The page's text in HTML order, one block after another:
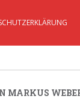
MARKUS